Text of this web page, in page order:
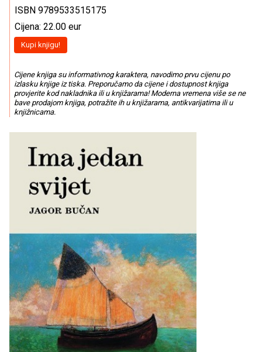
ISBN 9789533515175
Cijena: 22.00 eur
Kupi knjigu!
Cijene knjiga su informativnog karaktera, navodimo prvu cijenu po
izlasku knjige iz tiska. Preporučamo da cijene i dostupnost knjiga
provjerite kod nakladnika ili u knjižarama! Moderna vremena više se ne
bave prodajom knjiga, potražite ih u knjižarama, antikvarijatima ili u
knjižnicama.